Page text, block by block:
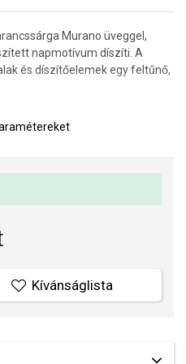
Murano üveggel,
napmotívum díszíti. A
és díszítőelemek egy feltűnő,
Kívánságlista